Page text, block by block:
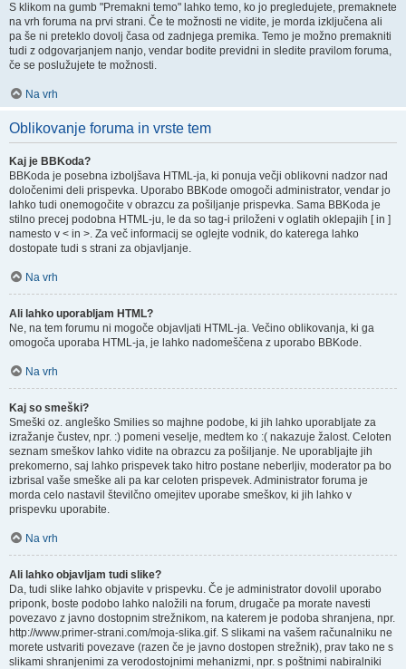
S klikom na gumb "Premakni temo" lahko temo, ko jo pregledujete, premaknete
na vrh foruma na prvi strani. Če te možnosti ne vidite, je morda izključena ali
pa še ni preteklo dovolj časa od zadnjega premika. Temo je možno premakniti
tudi z odgovarjanjem nanjo, vendar bodite previdni in sledite pravilom foruma,
če se poslužujete te možnosti.
Na vrh
Oblikovanje foruma in vrste tem
Kaj je BBKoda?
BBKoda je posebna izboljšava HTML-ja, ki ponuja večji oblikovni nadzor nad
določenimi deli prispevka. Uporabo BBKode omogoči administrator, vendar jo
lahko tudi onemogočite v obrazcu za pošiljanje prispevka. Sama BBKoda je
stilno precej podobna HTML-ju, le da so tag-i priloženi v oglatih oklepajih [ in ]
namesto v < in >. Za več informacij se oglejte vodnik, do katerega lahko
dostopate tudi s strani za objavljanje.
Na vrh
Ali lahko uporabljam HTML?
Ne, na tem forumu ni mogoče objavljati HTML-ja. Večino oblikovanja, ki ga
omogoča uporaba HTML-ja, je lahko nadomeščena z uporabo BBKode.
Na vrh
Kaj so smeški?
Smeški oz. angleško Smilies so majhne podobe, ki jih lahko uporabljate za
izražanje čustev, npr. :) pomeni veselje, medtem ko :( nakazuje žalost. Celoten
seznam smeškov lahko vidite na obrazcu za pošiljanje. Ne uporabljajte jih
prekomerno, saj lahko prispevek tako hitro postane neberljiv, moderator pa bo
izbrisal vaše smeške ali pa kar celoten prispevek. Administrator foruma je
morda celo nastavil številčno omejitev uporabe smeškov, ki jih lahko v
prispevku uporabite.
Na vrh
Ali lahko objavljam tudi slike?
Da, tudi slike lahko objavite v prispevku. Če je administrator dovolil uporabo
priponk, boste podobo lahko naložili na forum, drugače pa morate navesti
povezavo z javno dostopnim strežnikom, na katerem je podoba shranjena, npr.
http://www.primer-strani.com/moja-slika.gif. S slikami na vašem računalniku ne
morete ustvariti povezave (razen če je javno dostopen strežnik), prav tako ne s
slikami shranjenimi za verodostojnimi mehanizmi, npr. s poštnimi nabiralniki